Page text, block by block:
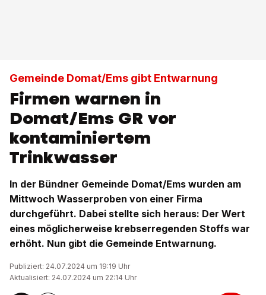
Gemeinde Domat/Ems gibt Entwarnung
Firmen warnen in
Domat/Ems GR vor
kontaminiertem
Trinkwasser
In der Bündner Gemeinde Domat/Ems wurden am
Mittwoch Wasserproben von einer Firma
durchgeführt. Dabei stellte sich heraus: Der Wert
eines möglicherweise krebserregenden Stoffs war
erhöht. Nun gibt die Gemeinde Entwarnung.
Publiziert: 24.07.2024 um 19:19 Uhr
Aktualisiert: 24.07.2024 um 22:14 Uhr